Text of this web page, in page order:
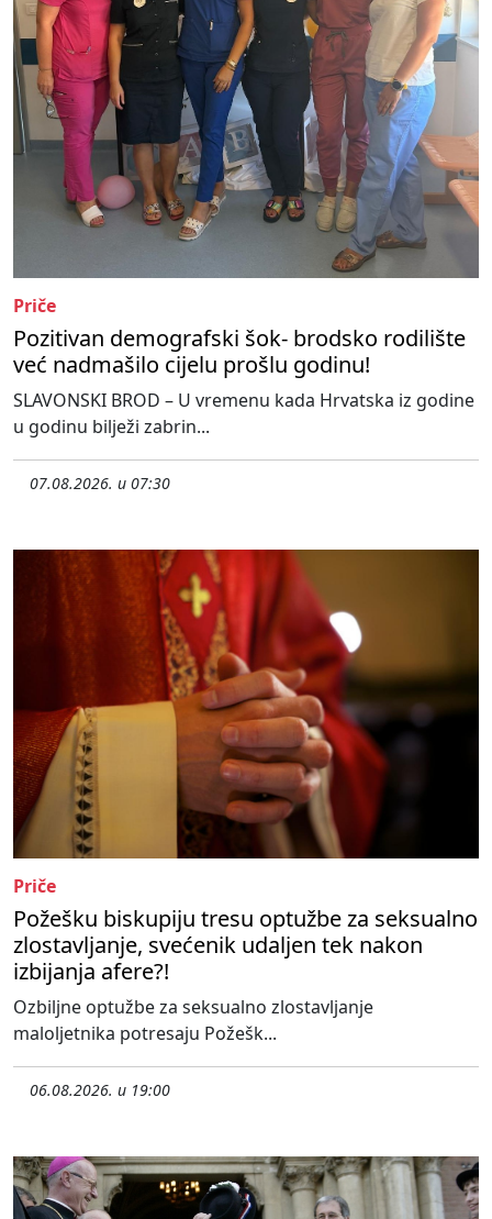
Priče
Pozitivan demografski šok- brodsko rodilište
već nadmašilo cijelu prošlu godinu!
SLAVONSKI BROD – U vremenu kada Hrvatska iz godine
u godinu bilježi zabrin...
07.08.2026. u 07:30
Priče
Požešku biskupiju tresu optužbe za seksualno
zlostavljanje, svećenik udaljen tek nakon
izbijanja afere?!
Ozbiljne optužbe za seksualno zlostavljanje
maloljetnika potresaju Požešk...
06.08.2026. u 19:00